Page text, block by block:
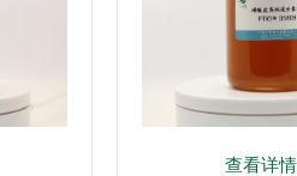
查看详